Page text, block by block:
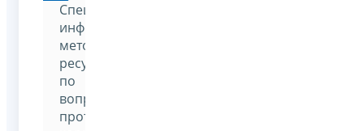
Специализированный
информационно-
методический
ресурс
по
вопросам
противодействия